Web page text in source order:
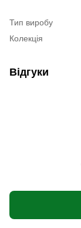
Тип виробу
Колекція
Відгуки